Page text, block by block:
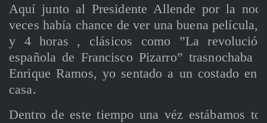
Aquí junto al Presidente Allende por la
veces había chance de ver una buena película,
y 4 horas , clásicos como ”La revolución
española de Francisco Pizarro” trasnochaba
Enrique Ramos, yo sentado a un costado en
casa.
Dentro de este tiempo una véz estábamos